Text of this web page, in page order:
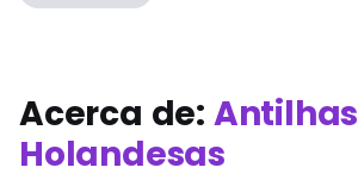
Acerca de: Antilhas
Holandesas